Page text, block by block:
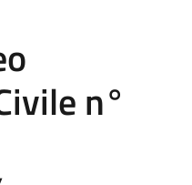
n°